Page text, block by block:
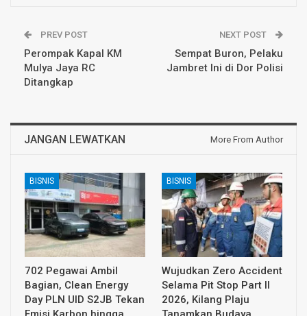
PREV POST
Perompak Kapal KM
Mulya Jaya RC
Ditangkap
NEXT POST
Sempat Buron, Pelaku
Jambret Ini di Dor Polisi
JANGAN LEWATKAN More From Author
BISNIS
702 Pegawai Ambil
Bagian, Clean Energy
Day PLN UID S2JB Tekan
BISNIS
Wujudkan Zero Accident
Selama Pit Stop Part II
2026, Kilang Plaju